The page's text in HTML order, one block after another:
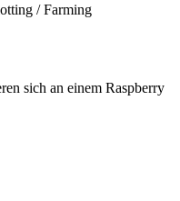
/ Farming
sich an einem Raspberry